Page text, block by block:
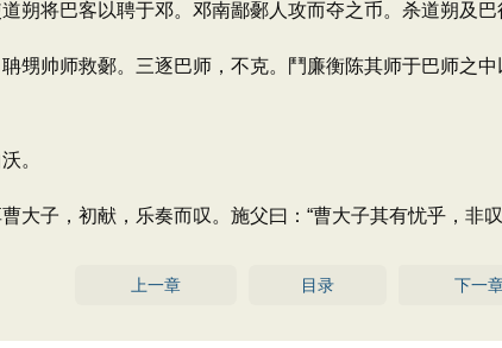
将巴客以聘于邓。邓南鄙鄾人攻而夺之币。杀道朔及巴
帅师救鄾。三逐巴师，不克。鬥廉衡陈其师于巴师之
。
子，初献，乐奏而叹。施父曰：“曹大子其有忧乎，非叹
上一章 目录 下一